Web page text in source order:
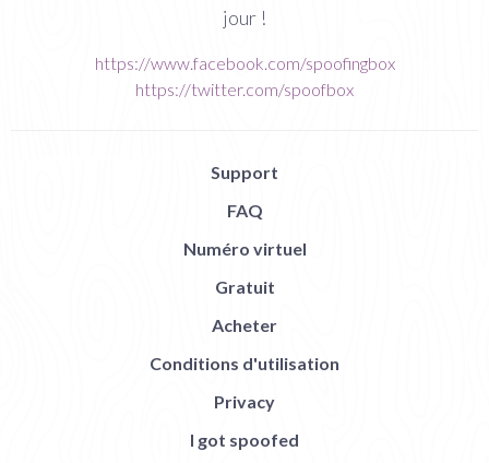
jour !
https://www.facebook.com/spoofingbox
https://twitter.com/spoofbox
Support
FAQ
Numéro virtuel
Gratuit
Acheter
Conditions d'utilisation
Privacy
I got spoofed